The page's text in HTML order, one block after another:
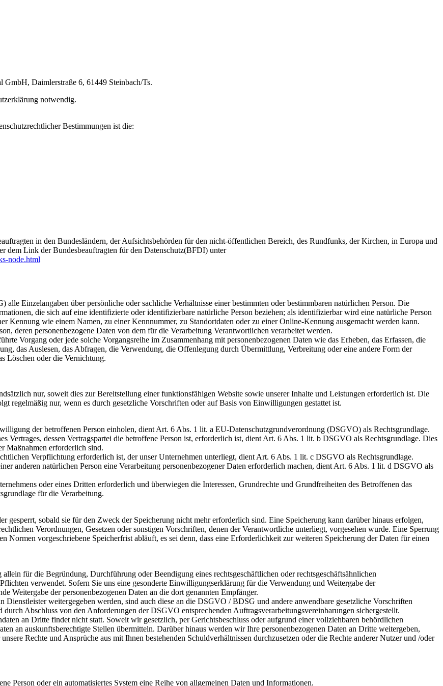
GmbH, Daimlerstraße 6, 61449 Steinbach/Ts.
notwendig.
Bestimmungen ist die:
in den Bundesländern, der Aufsichtsbehörden für den nicht-öffentlichen Bereich, des Rundfunks, der Kirchen, in Europa und
dem Link der Bundesbeauftragten für den Datenschutz(BFDI) unter
node.html
alle Einzelangaben über persönliche oder sachliche Verhältnisse einer bestimmten oder bestimmbaren natürlichen Person. Die
die sich auf eine identifizierte oder identifizierbare natürliche Person beziehen; als identifizierbar wird eine natürliche Person
Kennung wie einem Namen, zu einer Kennnummer, zu Standortdaten oder zu einer Online-Kennung ausgemacht werden kann.
deren personenbezogene Daten von dem für die Verarbeitung Verantwortlichen verarbeitet werden.
Vorgang oder jede solche Vorgangsreihe im Zusammenhang mit personenbezogenen Daten wie das Erheben, das Erfassen, die
das Auslesen, das Abfragen, die Verwendung, die Offenlegung durch Übermittlung, Verbreitung oder eine andere Form der
Löschen oder die Vernichtung.
nur, soweit dies zur Bereitstellung einer funktionsfähigen Website sowie unserer Inhalte und Leistungen erforderlich ist. Die
regelmäßig nur, wenn es durch gesetzliche Vorschriften oder auf Basis von Einwilligungen gestattet ist.
der betroffenen Person einholen, dient Art. 6 Abs. 1 lit. a EU-Datenschutzgrundverordnung (DSGVO) als Rechtsgrundlage.
Vertrages, dessen Vertragspartei die betroffene Person ist, erforderlich ist, dient Art. 6 Abs. 1 lit. b DSGVO als Rechtsgrundlage. Dies
Maßnahmen erforderlich sind.
Verpflichtung erforderlich ist, der unser Unternehmen unterliegt, dient Art. 6 Abs. 1 lit. c DSGVO als Rechtsgrundlage.
anderen natürlichen Person eine Verarbeitung personenbezogener Daten erforderlich machen, dient Art. 6 Abs. 1 lit. d DSGVO als
oder eines Dritten erforderlich und überwiegen die Interessen, Grundrechte und Grundfreiheiten des Betroffenen das
für die Verarbeitung.
gesperrt, sobald sie für den Zweck der Speicherung nicht mehr erforderlich sind. Eine Speicherung kann darüber hinaus erfolgen,
Verordnungen, Gesetzen oder sonstigen Vorschriften, denen der Verantwortliche unterliegt, vorgesehen wurde. Eine Sperrung
Normen vorgeschriebene Speicherfrist abläuft, es sei denn, dass eine Erforderlichkeit zur weiteren Speicherung der Daten für einen
für die Begründung, Durchführung oder Beendigung eines rechtsgeschäftlichen oder rechtsgeschäftsähnlichen
verwendet. Sofern Sie uns eine gesonderte Einwilligungserklärung für die Verwendung und Weitergabe der
Weitergabe der personenbezogenen Daten an die dort genannten Empfänger.
Dienstleister weitergegeben werden, sind auch diese an die DSGVO / BDSG und andere anwendbare gesetzliche Vorschriften
Abschluss von den Anforderungen der DSGVO entsprechenden Auftragsverarbeitungsvereinbarungen sichergestellt.
an Dritte findet nicht statt. Soweit wir gesetzlich, per Gerichtsbeschluss oder aufgrund einer vollziehbaren behördlichen
an auskunftsberechtigte Stellen übermitteln. Darüber hinaus werden wir Ihre personenbezogenen Daten an Dritte weitergeben,
Rechte und Ansprüche aus mit Ihnen bestehenden Schuldverhältnissen durchzusetzen oder die Rechte anderer Nutzer und /oder
Person oder ein automatisiertes System eine Reihe von allgemeinen Daten und Informationen.